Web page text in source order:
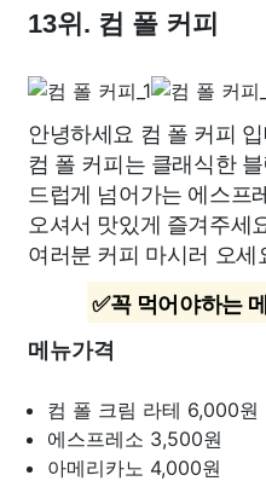
13위. 컴 폴 커피
안녕하세요 컴 폴 커피
컴 폴 커피는 클래식한
드럽게 넘어가는 에스프
오셔서 맛있게 즐겨주세
여러분 커피 마시러 오세
✅꼭 먹어야하는
메뉴가격
컴 폴 크림 라테 6,000원
에스프레소 3,500원
아메리카노 4,000원